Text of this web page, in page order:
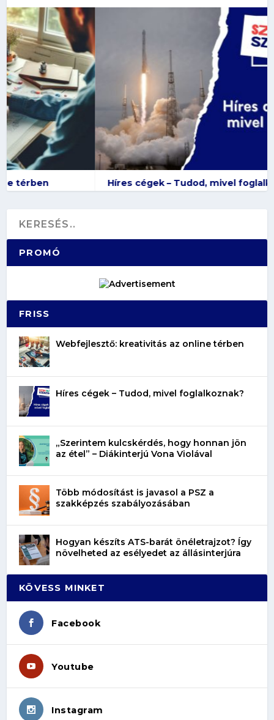
Híres cégek – Tudod, mivel foglalkoznak?
PROMÓ
FRISS
Webfejlesztő: kreativitás az online térben
Híres cégek – Tudod, mivel foglalkoznak?
„Szerintem kulcskérdés, hogy honnan jön
az étel” – Diákinterjú Vona Violával
Több módosítást is javasol a PSZ a
szakképzés szabályozásában
Hogyan készíts ATS-barát önéletrajzot? Így
növelheted az esélyedet az állásinterjúra
KÖVESS MINKET
Facebook
Youtube
Instagram